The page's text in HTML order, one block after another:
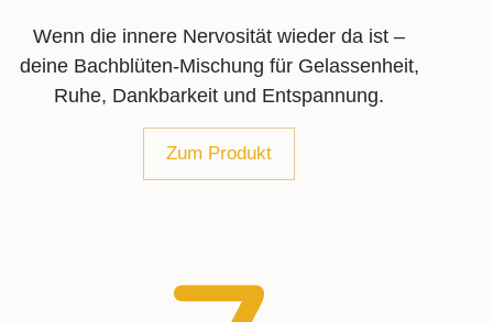
Wenn die innere Nervosität wieder da ist –
deine Bachblüten-Mischung für Gelassenheit,
Ruhe, Dankbarkeit und Entspannung.
Zum Produkt